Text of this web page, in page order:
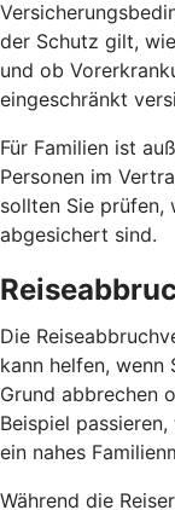
der Schutz gilt,
und ob
eingeschränkt
Für Familien ist
Personen im
sollten Sie prüfen,
abgesichert sind.
Die
kann helfen, wenn
Grund abbrechen
Beispiel
ein nahes
Während die